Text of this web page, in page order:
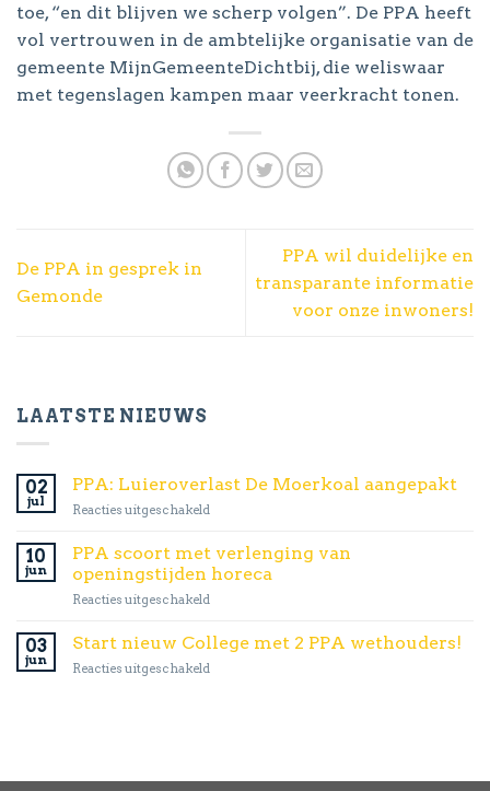
LAATSTE NIEUWS
02
jul
PPA: Luieroverlast De Moerkoal aangepakt
Reacties uitgeschakeld
Luieroverlast
De
Moerkoal
aangepakt
10
jun
PPA scoort met verlenging van
openingstijden horeca
Reacties uitgeschakeld
scoort
met
verlenging
03
jun
Start nieuw College met 2 PPA wethouders!
Reacties uitgeschakeld
PPA
toe, “en dit blijven we scherp volgen”. De PPA heeft
vol vertrouwen in de ambtelijke organisatie van de
gemeente MijnGemeenteDichtbij, die weliswaar
met tegenslagen kampen maar veerkracht tonen.
De PPA in gesprek in
Gemonde
PPA wil duidelijke en
transparante informatie
voor onze inwoners!